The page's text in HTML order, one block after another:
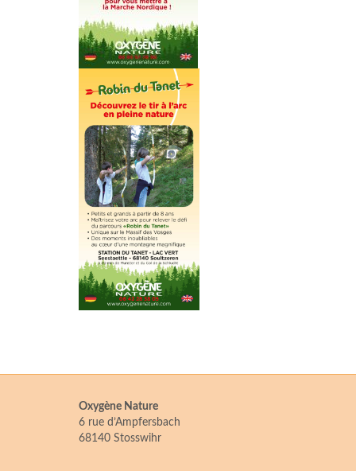
Oxygène Nature
6 rue d’Ampfersbach
68140 Stosswihr